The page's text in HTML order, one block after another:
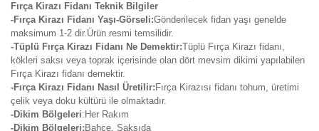
Fırça Kirazı Fidanı Teknik Bilgiler
-Fırça Kirazı Fidanı Yaşı-Görseli:Gönderilecek fidan yaşı genelde
maksimum 1-2 dir.Ürün resmi temsilidir.
-Tüplü Fırça Kirazı Fidanı Ne Demektir:Tüplü Fırça Kirazı fidanı,
kökleri saksı veya toprak içerisinde olan dört mevsim dikimi yapılabilen
Fırça Kirazı fidanı demektir.
-Fırça Kirazı Fidanı Nasıl Üretilir: Fırça Kirazısı fidanı tohum, üretimi
çelik veya doku kültürü ile olmaktadır.
-Dikim Bölgeleri:Her Rakım
-Dikim Bölgeleri: Bahçe, Saksıda